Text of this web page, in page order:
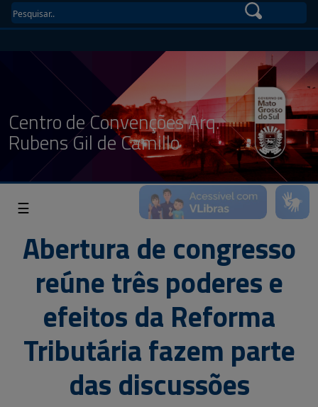
Centro de Convenções Arq.
Rubens Gil de Camillo
☰
Abertura de congresso
reúne três poderes e
efeitos da Reforma
Tributária fazem parte
das discussões